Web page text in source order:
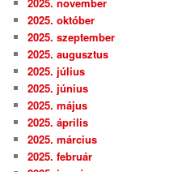
2025. október
2025. szeptember
2025. augusztus
2025. július
2025. június
2025. május
2025. április
2025. március
2025. február